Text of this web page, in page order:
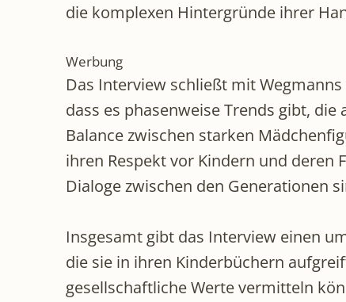
die komplexen Hintergründe ihrer
Werbung
Das Interview schließt mit
dass es phasenweise Trends gibt,
Balance zwischen starken
ihren Respekt vor Kindern und deren
Dialoge zwischen den Generationen
Insgesamt gibt das Interview einen
die sie in ihren Kinderbüchern
gesellschaftliche Werte vermitteln